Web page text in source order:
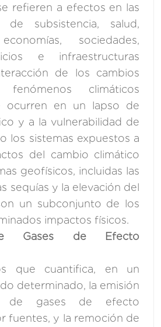
refieren a efectos en las
de subsistencia, salud,
sociedades,
e infraestructuras
de los cambios
climáticos
ocurren en un lapso de
y a la vulnerabilidad de
los sistemas expuestos a
del cambio climático
geofísicos, incluidas las
sequías y la elevación del
un subconjunto de los
impactos físicos.
Gases de Efecto
que cuantifica, en un
determinado, la emisión
de gases de efecto
fuentes, y la remoción de